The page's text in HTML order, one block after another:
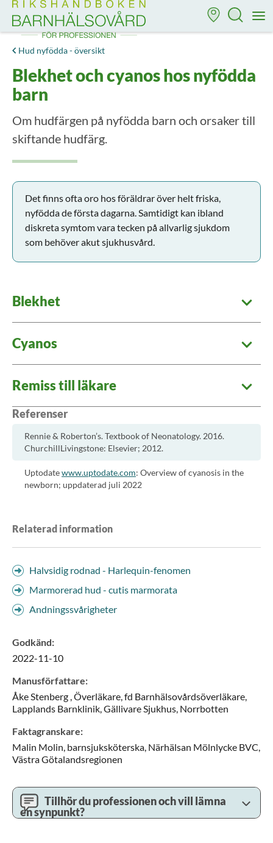
Till startsidan för Rikshandboken i barnhälsovård
Hud nyfödda - översikt
Blekhet och cyanos hos nyfödda
barn
Om hudfärgen på nyfödda barn och orsaker till
skiftande hudfärg.
Det finns ofta oro hos föräldrar över helt friska,
nyfödda de första dagarna. Samtidigt kan ibland
diskreta symtom vara tecken på allvarlig sjukdom
som behöver akut sjukhusvård.
Blekhet
Cyanos
Remiss till läkare
Referenser
Rennie & Roberton’s. Textbook of Neonatology. 2016.
ChurchillLivingstone: Elsevier; 2012.
Uptodatewww.uptodate.com: Overview of cyanosis in the
newborn; uppdaterad juli 2022
Relaterad information
Halvsidig rodnad - Harlequin-fenomen
Marmorerad hud - cutis marmorata
Andningssvårigheter
Godkänd:
2022-11-10
Manusförfattare:
ÅkeStenberg ,Överläkare, fd Barnhälsovårdsöverläkare,
Lapplands Barnklinik, Gällivare Sjukhus, Norrbotten
Faktagranskare:
Malin Molin, barnsjuksköterska, Närhälsan Mölnlycke BVC,
Västra Götalandsregionen
Tillhör du professionen och vill lämna
en synpunkt?